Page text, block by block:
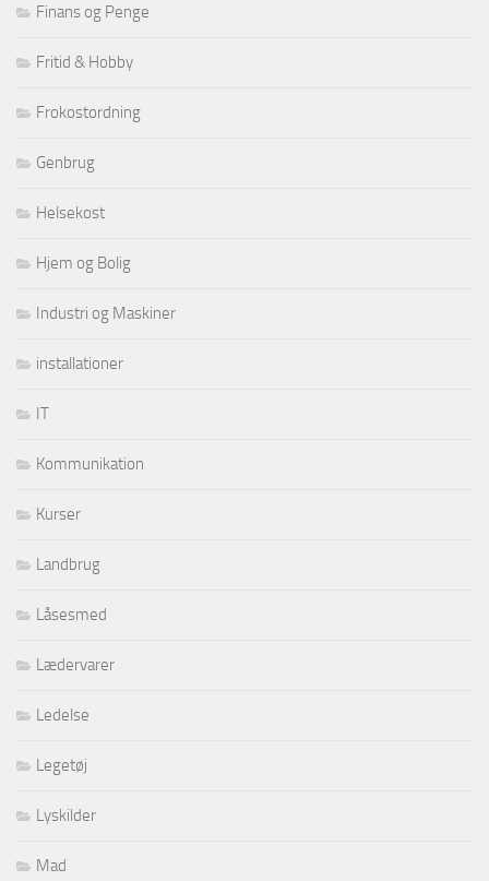
Finans og Penge
Fritid & Hobby
Frokostordning
Genbrug
Helsekost
Hjem og Bolig
Industri og Maskiner
installationer
IT
Kommunikation
Kurser
Landbrug
Låsesmed
Lædervarer
Ledelse
Legetøj
Lyskilder
Mad